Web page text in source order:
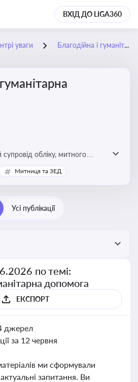
ВХІД ДО LIGA360
уваги Благодійна і гуманітарна допомога
обліку, митного
утилізації гуманітарної або
Митниця та ЗЕД
Усі публікації
по темі:
допомога
ЕКСПОРТ
джерел
за 12 червня
ми сформували
запитання. Ви